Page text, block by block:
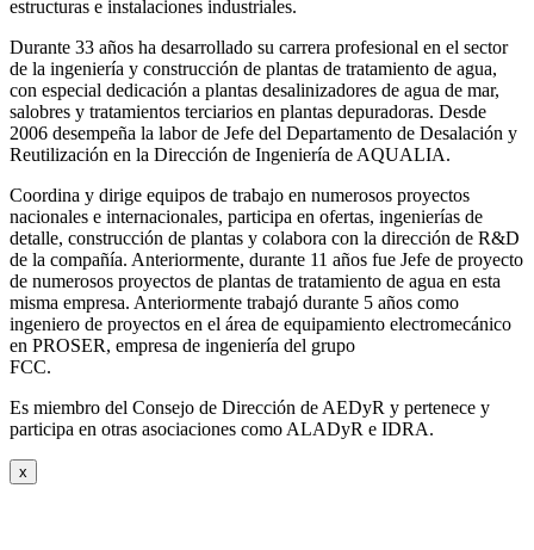
estructuras e instalaciones industriales.
Durante 33 años ha desarrollado su carrera profesional en el sector
de la ingeniería y construcción de plantas de tratamiento de agua,
con especial dedicación a plantas desalinizadores de agua de mar,
salobres y tratamientos terciarios en plantas depuradoras. Desde
2006 desempeña la labor de Jefe del Departamento de Desalación y
Reutilización en la Dirección de Ingeniería de AQUALIA.
Coordina y dirige equipos de trabajo en numerosos proyectos
nacionales e internacionales, participa en ofertas, ingenierías de
detalle, construcción de plantas y colabora con la dirección de R&D
de la compañía. Anteriormente, durante 11 años fue Jefe de proyecto
de numerosos proyectos de plantas de tratamiento de agua en esta
misma empresa. Anteriormente trabajó durante 5 años como
ingeniero de proyectos en el área de equipamiento electromecánico
en PROSER, empresa de ingeniería del grupo
FCC.
Es miembro del Consejo de Dirección de AEDyR y pertenece y
participa en otras asociaciones como ALADyR e IDRA.
x